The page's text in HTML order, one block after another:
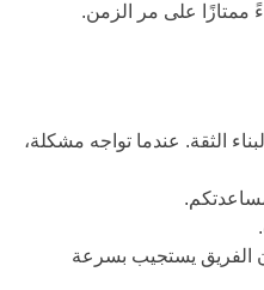
ممتازًا على مر الزمن.
الثقة. عندما تواجه مشكلة،
الفريق يستجيب بسرعة